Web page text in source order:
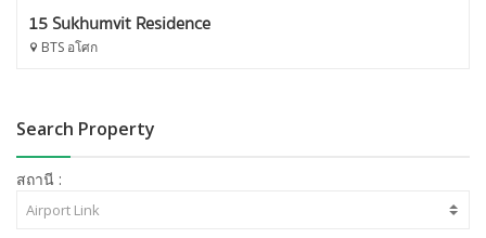
15 Sukhumvit Residence
BTS อโศก
Search Property
สถานี :